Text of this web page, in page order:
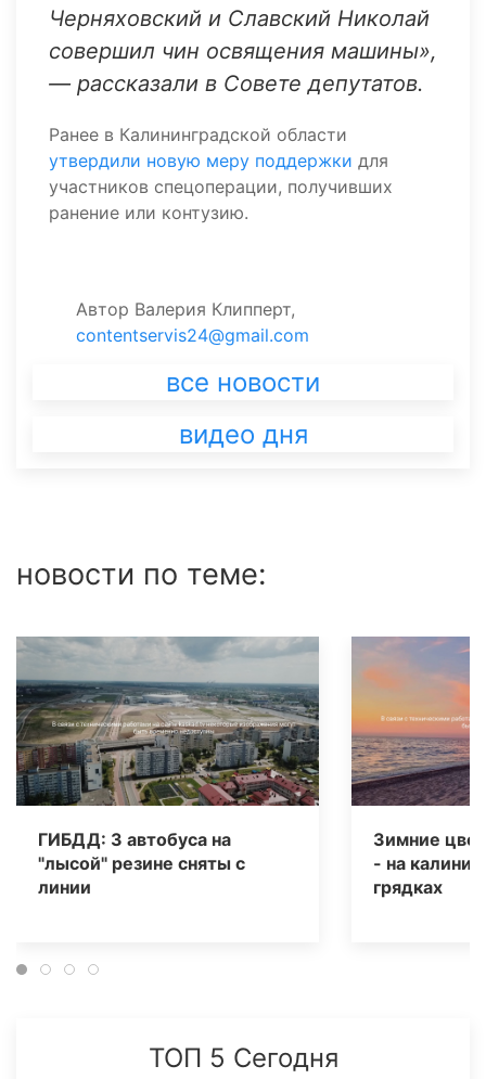
Черняховский и Славский Николай
совершил чин освящения машины»,
— рассказали в Совете депутатов.
Ранее в Калининградской области
утвердили новую меру поддержки для
участников спецоперации, получивших
ранение или контузию.
Автор Валерия Клипперт,
contentservis24@gmail.com
все новости
видео дня
новости по теме:
ГИБДД: 3 автобуса на
"лысой" резине сняты с
линии
Зимние
- на
грядках
ТОП 5 Сегодня